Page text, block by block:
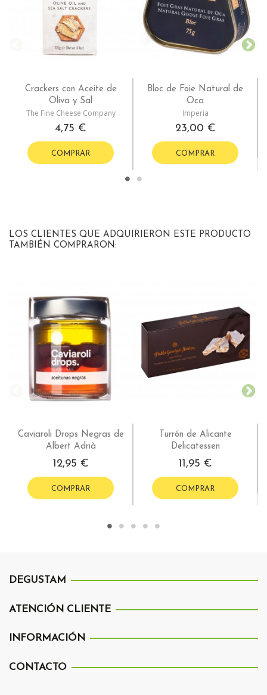
Crackers con Aceite de
Oliva y Sal
The Fine Cheese Company
4,75 €
COMPRAR
Bloc de Foie Natural de
Oca
Imperia
23,00 €
COMPRAR
LOS CLIENTES QUE ADQUIRIERON ESTE PRODUCTO
TAMBIÉN COMPRARON:
Caviaroli Drops Negras de
Albert Adrià
12,95 €
COMPRAR
Turrón de Alicante
Delicatessen
11,95 €
COMPRAR
DEGUSTAM
ATENCIÓN CLIENTE
INFORMACIÓN
CONTACTO